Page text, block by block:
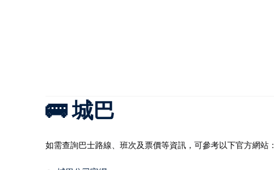
🚌 城巴
如需查詢巴士路線、班次及票價等資訊，可參考以下官方網站：​